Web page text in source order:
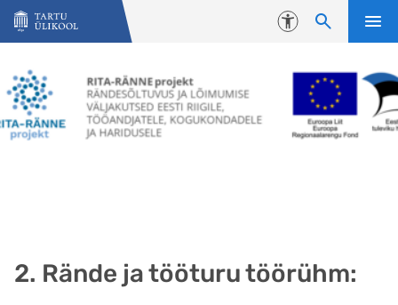
Liigu edasi põhisisu juurde
Juurdepääsetavus
2. Rände ja tööturu töörühm: